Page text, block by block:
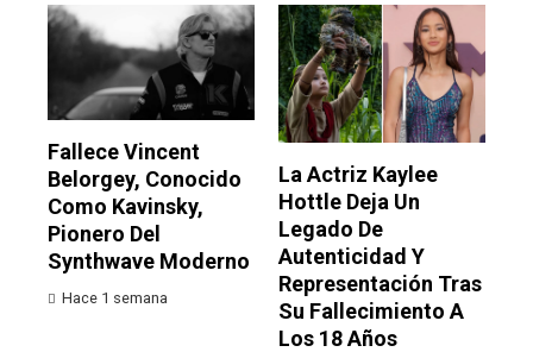
Fallece Vincent
Belorgey, Conocido
Como Kavinsky,
Pionero Del
Synthwave Moderno
Hace 1 semana
La Actriz Kaylee
Hottle Deja Un
Legado De
Autenticidad Y
Representación Tras
Su Fallecimiento A
Los 18 Años